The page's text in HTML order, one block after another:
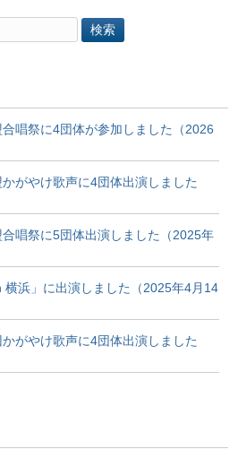
唱祭に4団体が参加しました（2026
がやけ歌声に4団体出演しました
唱祭に5団体出演しました（2025年
横浜」に出演しました（2025年4月14
がやけ歌声に4団体出演しました